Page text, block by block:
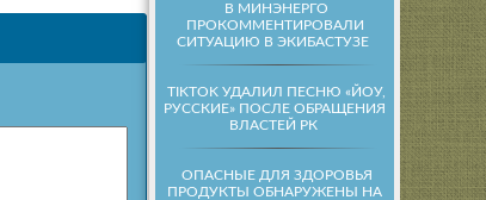
В МИНЭНЕРГО
ПРОКОММЕНТИРОВАЛИ
СИТУАЦИЮ В ЭКИБАСТУЗЕ
TIKTOK УДАЛИЛ ПЕСНЮ «ЙОУ,
РУССКИЕ» ПОСЛЕ ОБРАЩЕНИЯ
ВЛАСТЕЙ РК
ОПАСНЫЕ ДЛЯ ЗДОРОВЬЯ
ПРОДУКТЫ ОБНАРУЖЕНЫ НА